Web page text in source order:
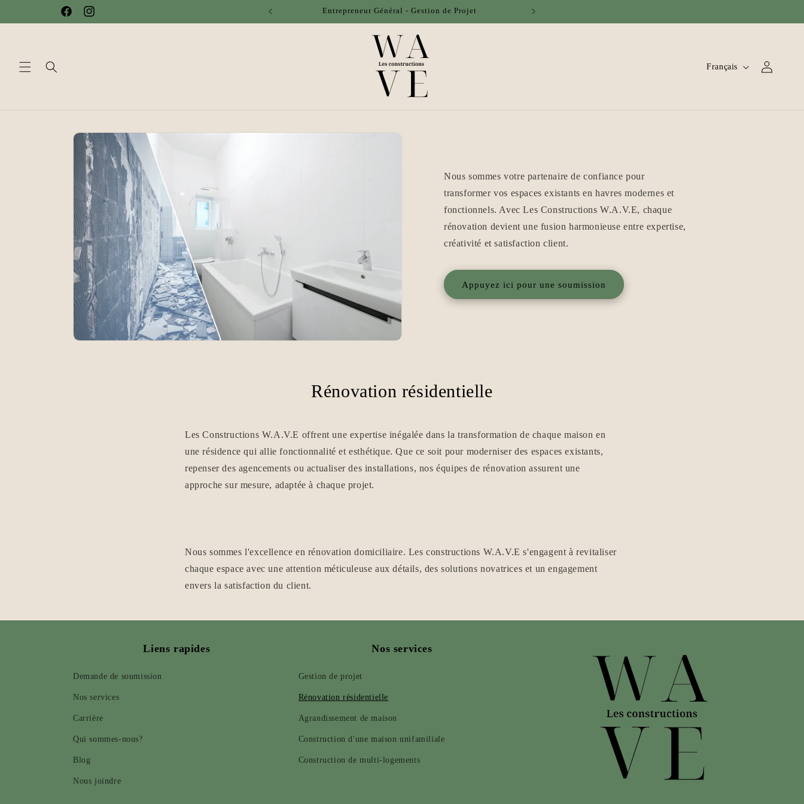
FacebookInstagram
Entrepreneur Général - Gestion de Projet
LFrançais Connexion
Nous sommes votre partenaire de confiance pour
transformer vos espaces existants en havres modernes et
fonctionnels. Avec Les Constructions W.A.V.E, chaque
rénovation devient une fusion harmonieuse entre expertise,
créativité et satisfaction client.
Appuyez ici pour une soumission
Rénovation résidentielle
Les Constructions W.A.V.E offrent une expertise inégalée dans la transformation de chaque maison en
une résidence qui allie fonctionnalité et esthétique. Que ce soit pour moderniser des espaces existants,
repenser des agencements ou actualiser des installations, nos équipes de rénovation assurent une
approche sur mesure, adaptée à chaque projet.
Nous sommes l'excellence en rénovation domiciliaire. Les constructions W.A.V.E s'engagent à revitaliser
chaque espace avec une attention méticuleuse aux détails, des solutions novatrices et un engagement
envers la satisfaction du client.
Liens rapides
Demande de soumission
Nos services
Carrière
Qui sommes-nous?
Blog
Nous joindre
Nos services
Gestion de projet
Rénovation résidentielle
Agrandissement de maison
Construction d'une maison unifamiliale
Construction de multi-logements